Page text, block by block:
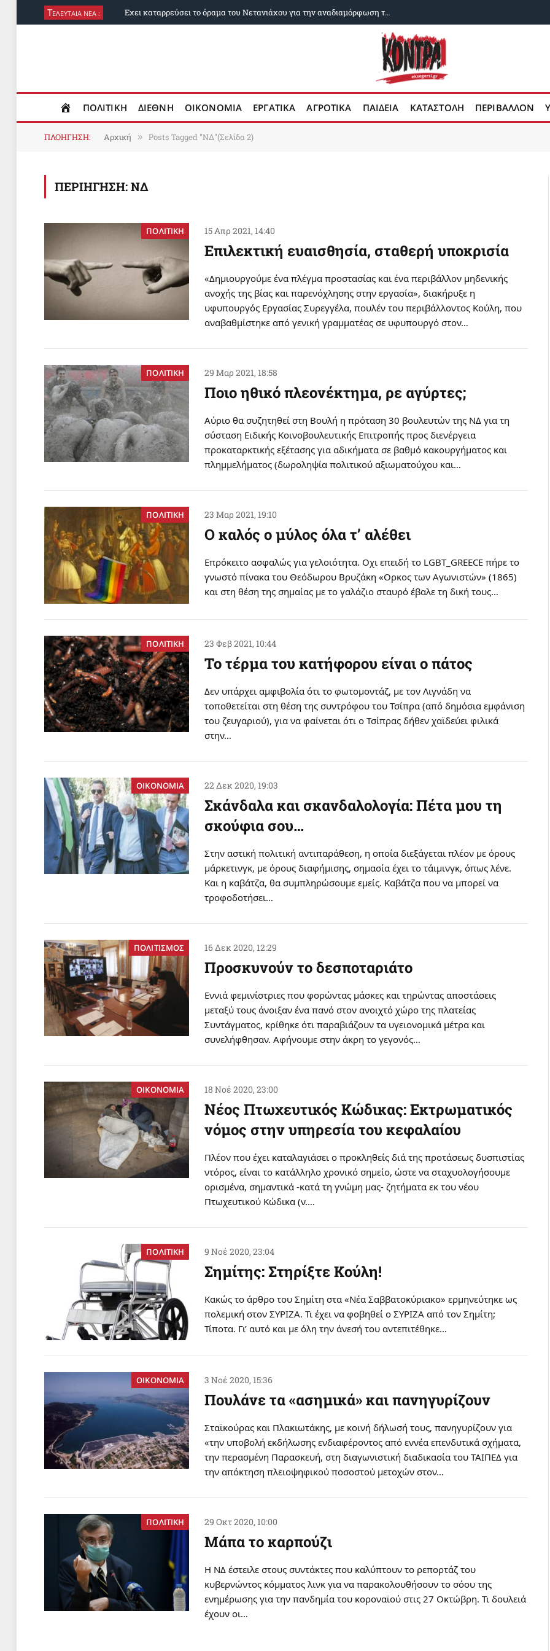
ΤΕΛΕΥΤΑΙΑ ΝΕΑ : Εχει καταρρεύσει το όραμα του Νετανιάχου για την αναδιαμόρφωση της Μέσης Ανατολής;
ΠΟΛΙΤΙΚΗ ΔΙΕΘΝΗ ΟΙΚΟΝΟΜΙΑ ΕΡΓΑΤΙΚΑ ΑΓΡΟΤΙΚΑ ΠΑΙΔΕΙΑ ΚΑΤΑΣΤΟΛΗ ΠΕΡΙΒΑΛΛΟΝ
ΠΛΟΗΓΗΣΗ: Αρχική » Posts Tagged "ΝΔ"(Σελίδα 2)
ΠΕΡΙΗΓΗΣΗ:ΝΔ
ΠΟΛΙΤΙΚΗ 15 Απρ 2021, 14:40
Επιλεκτική ευαισθησία, σταθερή υποκρισία
«Δημιουργούμε ένα πλέγμα προστασίας και ένα περιβάλλον μηδενικής
ανοχής της βίας και παρενόχλησης στην εργασία», διακήρυξε η
υφυπουργός Εργασίας Συρεγγέλα, πουλέν του περιβάλλοντος Κούλη, που
αναβαθμίστηκε από γενική γραμματέας σε υφυπουργό στον…
ΠΟΛΙΤΙΚΗ 29 Μαρ 2021, 18:58
Ποιο ηθικό πλεονέκτημα, ρε αγύρτες;
Αύριο θα συζητηθεί στη Βουλή η πρόταση 30 βουλευτών της ΝΔ για τη
σύσταση Ειδικής Κοινοβουλευτικής Επιτροπής προς διενέργεια
προκαταρκτικής εξέτασης για αδικήματα σε βαθμό κακουργήματος και
πλημμελήματος (δωροληψία πολιτικού αξιωματούχου και…
ΠΟΛΙΤΙΚΗ 23 Μαρ 2021, 19:10
Ο καλός ο μύλος όλα τ’ αλέθει
Επρόκειτο ασφαλώς για γελοιότητα. Οχι επειδή το LGBT_GREECE πήρε το
γνωστό πίνακα του Θεόδωρου Βρυζάκη «Ορκος των Αγωνιστών» (1865)
και στη θέση της σημαίας με το γαλάζιο σταυρό έβαλε τη δική τους…
ΠΟΛΙΤΙΚΗ 23 Φεβ 2021, 10:44
Το τέρμα του κατήφορου είναι ο πάτος
Δεν υπάρχει αμφιβολία ότι το φωτομοντάζ, με τον Λιγνάδη να
τοποθετείται στη θέση της συντρόφου του Τσίπρα (από δημόσια εμφάνιση
του ζευγαριού), για να φαίνεται ότι ο Τσίπρας δήθεν χαϊδεύει φιλικά
στην…
ΟΙΚΟΝΟΜΙΑ 22 Δεκ 2020, 19:03
Σκάνδαλα και σκανδαλολογία: Πέτα μου τη
σκούφια σου…
Στην αστική πολιτική αντιπαράθεση, η οποία διεξάγεται πλέον με όρους
μάρκετινγκ, με όρους διαφήμισης, σημασία έχει το τάιμινγκ, όπως λένε.
Και η καβάτζα, θα συμπληρώσουμε εμείς. Καβάτζα που να μπορεί να
τροφοδοτήσει…
ΠΟΛΙΤΙΣΜΟΣ 16 Δεκ 2020, 12:29
Προσκυνούν το δεσποταριάτο
Εννιά φεμινίστριες που φορώντας μάσκες και τηρώντας αποστάσεις
μεταξύ τους άνοιξαν ένα πανό στον ανοιχτό χώρο της πλατείας
Συντάγματος, κρίθηκε ότι παραβιάζουν τα υγειονομικά μέτρα και
συνελήφθησαν. Αφήνουμε στην άκρη το γεγονός…
ΟΙΚΟΝΟΜΙΑ 18 Νοέ 2020, 23:00
Νέος Πτωχευτικός Κώδικας: Εκτρωματικός
νόμος στην υπηρεσία του κεφαλαίου
Πλέον που έχει καταλαγιάσει ο προκληθείς διά της προτάσεως δυσπιστίας
ντόρος, είναι το κατάλληλο χρονικό σημείο, ώστε να σταχυολογήσουμε
ορισμένα, σημαντικά -κατά τη γνώμη μας- ζητήματα εκ του νέου
Πτωχευτικού Κώδικα (ν.…
ΠΟΛΙΤΙΚΗ 9 Νοέ 2020, 23:04
Σημίτης: Στηρίξτε Κούλη!
Κακώς το άρθρο του Σημίτη στα «Νέα Σαββατοκύριακο» ερμηνεύτηκε ως
πολεμική στον ΣΥΡΙΖΑ. Τι έχει να φοβηθεί ο ΣΥΡΙΖΑ από τον Σημίτη;
Τίποτα. Γι’ αυτό και με όλη την άνεσή του αντεπιτέθηκε…
ΟΙΚΟΝΟΜΙΑ 3 Νοέ 2020, 15:36
Πουλάνε τα «ασημικά» και πανηγυρίζουν
Σταϊκούρας και Πλακιωτάκης, με κοινή δήλωσή τους, πανηγυρίζουν για
«την υποβολή εκδήλωσης ενδιαφέροντος από εννέα επενδυτικά σχήματα,
την περασμένη Παρασκευή, στη διαγωνιστική διαδικασία του ΤΑΙΠΕΔ για
την απόκτηση πλειοψηφικού ποσοστού μετοχών στον…
ΠΟΛΙΤΙΚΗ 29 Οκτ 2020, 10:00
Μάπα το καρπούζι
Η ΝΔ έστειλε στους συντάκτες που καλύπτουν το ρεπορτάζ του
κυβερνώντος κόμματος λινκ για να παρακολουθήσουν το σόου της
ενημέρωσης για την πανδημία του κοροναϊού στις 27 Οκτώβρη. Τι δουλειά
έχουν οι…